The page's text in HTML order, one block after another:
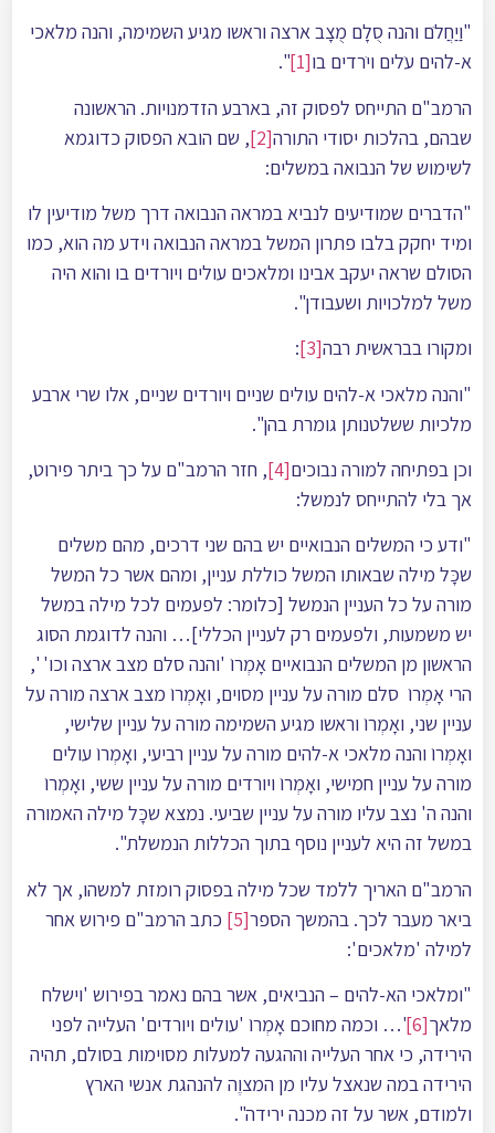
"וַיַחֲלֺם והנה סֻלָם מֻצָב ארצה וראשו מגיע השמימה, והנה מלאכי
א-להים עֺלים ויֺרדים בו[1]
".
הרמב"ם התייחס לפסוק זה, בארבע הזדמנויות. הראשונה
שבהם, בהלכות יסודי התורה[2]
, שם הובא הפסוק כדוגמא
לשימוש של הנבואה במשלים:
"הדברים שמודיעים לנביא במראה הנבואה דרך משל מודיעין לו
ומיד יחקק בלבו פתרון המשל במראה הנבואה וידע מה הוא, כמו
הסולם שראה יעקב אבינו ומלאכים עולים ויורדים בו והוא היה
משל למלכויות ושעבודן".
ומקורו בבראשית רבה[3]
:
"והנה מלאכי א-להים עולים שניים ויורדים שניים, אלו שרי ארבע
מלכיות ששלטנותן גומרת בהן".
וכן בפתיחה למורה נבוכים[4]
, חזר הרמב"ם על כך ביתר פירוט,
אך בלי להתייחס לנמשל:
"ודע כי המשלים הנבואיים יש בהם שני דרכים, מהם משלים
שכָּל מילה שבאותו המשל כוללת עניין, ומהם אשר כל המשל
מורה על כל העניין הנמשל [כלומר: לפעמים לכל מילה במשל
יש משמעות, ולפעמים רק לעניין הכללי]… והנה לדוגמת הסוג
הראשון מן המשלים הנבואיים אָמְרוֺ 'והנה סלם מצב ארצה וכו' ',
הרי אָמְרוֺ סלם מורה על עניין מסוים, ואָמְרוֺ מצב ארצה מורה על
עניין שני, ואָמְרוֺ וראשו מגיע השמימה מורה על עניין שלישי,
ואָמְרוֺ והנה מלאכי א-להים מורה על עניין רביעי, ואָמְרוֺ עולים
מורה על עניין חמישי, ואָמְרוֺ ויורדים מורה על עניין ששי, ואָמְרוֺ
והנה ה' נצב עליו מורה על עניין שביעי. נמצא שכָּל מילה האמורה
במשל זה היא לעניין נוסף בתוך הכללות הנמשלת".
הרמב"ם האריך ללמד שכל מילה בפסוק רומזת למשהו, אך לא
ביאר מעבר לכך. בהמשך הספר[5]
כתב הרמב"ם פירוש אחר
למילה 'מלאכים':
"ומלאכי הא-להים – הנביאים, אשר בהם נאמר בפירוש 'וישלח
מלאך[6]
'… וכמה מחוכם אָמְרוֺ 'עולים ויורדים' העלייה לפני
הירידה, כי אחר העלייה וההגעה למעלות מסוימות בסולם, תהיה
הירידה במה שנאצל עליו מן המצוֶה להנהגת אנשי הארץ
ולמודם, אשר על זה מכנה ירידה".